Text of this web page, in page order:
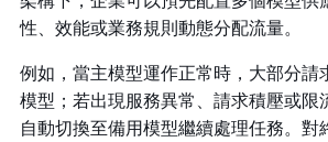
性、效能或業務規則動態分配流量。
例如，當主模型運作正常時，大部分請
模型；若出現服務異常、請求積壓或限
自動切換至備用模型繼續處理任務。對